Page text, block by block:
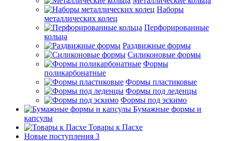
Наборы
металлических колец
Перфорированные
кольца
Раздвижные формы
Силиконовые формы
Формы
поликарбонатные
Формы пластиковые
Формы под леденцы
Формы под эскимо
Бумажные формы и
капсулы
Товары к Пасхе
Новые поступления 3